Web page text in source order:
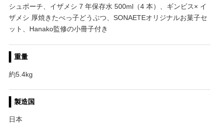
シュポーチ、イザメシ 7 年保存水 500ml（4 本）、ギンビス× イ
ザメシ 厚焼きたべっ子どうぶつ、SONAETEオリジナルお菓子セ
ット、Hanako監修の小冊子付き
重量
約5.4kg
製造国
日本